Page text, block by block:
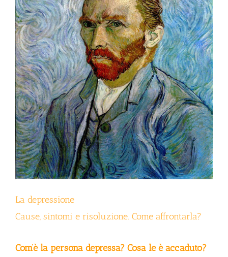
La depressione
Cause, sintomi e risoluzione. Come affrontarla?
Com’è la persona depressa? Cosa le è accaduto?